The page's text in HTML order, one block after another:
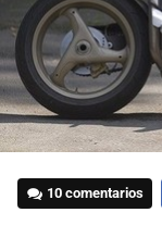
10 comentarios